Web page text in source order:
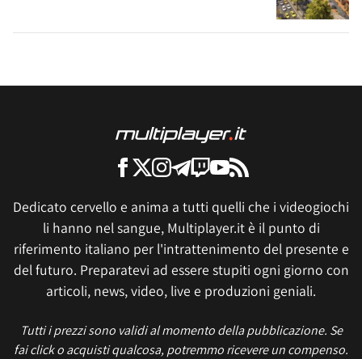
Dedicato cervello e anima a tutti quelli che i videogiochi
li hanno nel sangue, Multiplayer.it è il punto di
riferimento italiano per l'intrattenimento del presente e
del futuro. Preparatevi ad essere stupiti ogni giorno con
articoli, news, video, live e produzioni geniali.
Tutti i prezzi sono validi al momento della pubblicazione. Se
fai click o acquisti qualcosa, potremmo ricevere un compenso.